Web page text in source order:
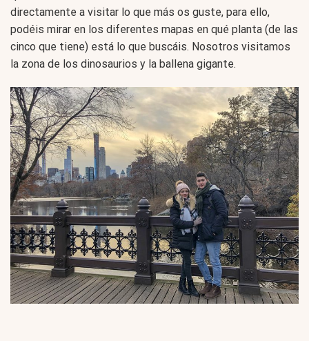
directamente a visitar lo que más os guste, para ello,
podéis mirar en los diferentes mapas en qué planta (de las
cinco que tiene) está lo que buscáis. Nosotros visitamos
la zona de los dinosaurios y la ballena gigante.